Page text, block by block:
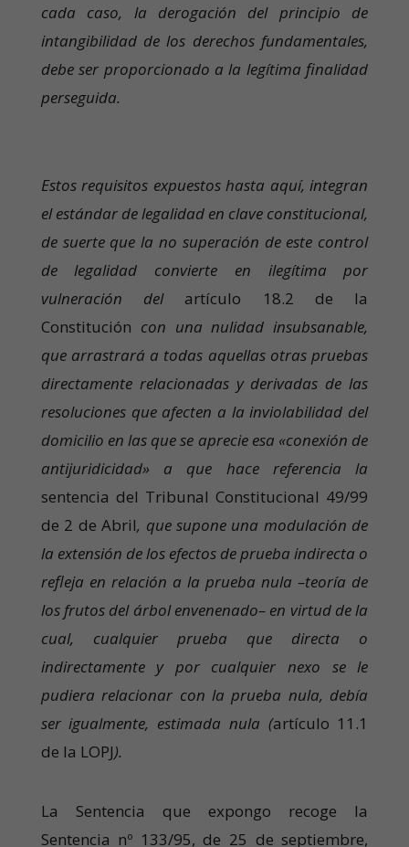
cada caso, la derogación del principio de
intangibilidad de los derechos fundamentales,
debe ser proporcionado a la legítima finalidad
perseguida.
Estos requisitos expuestos hasta aquí, integran
el estándar de legalidad en clave constitucional,
de suerte que la no superación de este control
de legalidad convierte en ilegítima por
vulneración delartículo 18.2 de la
Constitución con una nulidad insubsanable,
que arrastrará a todas aquellas otras pruebas
directamente relacionadas y derivadas de las
resoluciones que afecten a la inviolabilidad del
domicilio en las que se aprecie esa «conexión de
antijuridicidad» a que hace referencia la
sentencia del Tribunal Constitucional 49/99
de 2 de Abril, que supone una modulación de
la extensión de los efectos de prueba indirecta o
refleja en relación a la prueba nula –teoría de
los frutos del árbol envenenado– en virtud de la
cual, cualquier prueba que directa o
indirectamente y por cualquier nexo se le
pudiera relacionar con la prueba nula, debía
ser igualmente, estimada nula (artículo 11.1
de la LOPJ).
La Sentencia que expongo recoge la
Sentencia nº 133/95, de 25 de septiembre,